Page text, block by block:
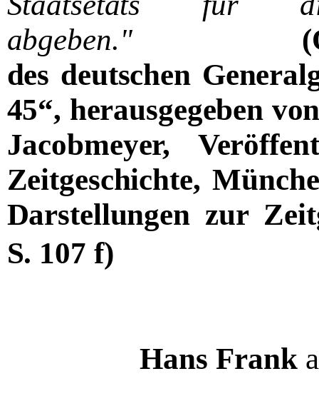
abgeben."
des deutschen
45“, herausgegeben
Jacobmeyer,
Zeitgeschichte,
Darstellungen zur
S. 107 f)
Hans Frank